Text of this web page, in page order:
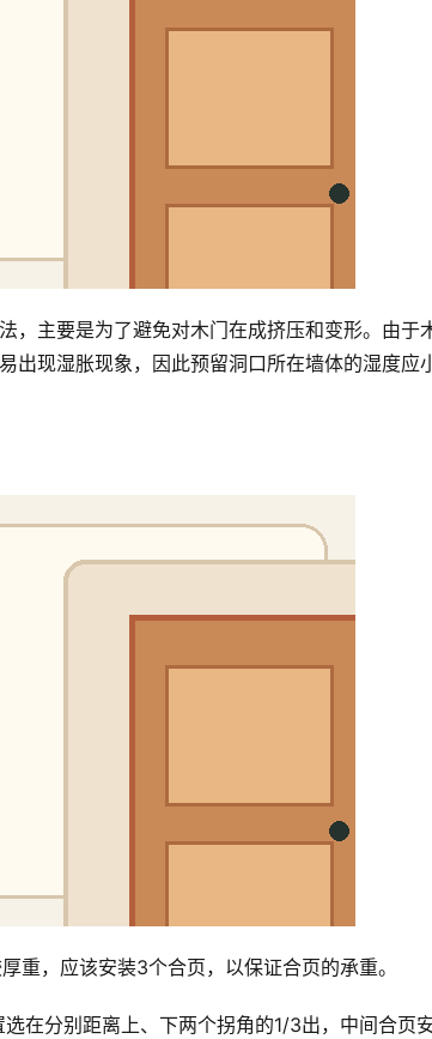
，主要是为了避免对木门在成挤压和变形。由于
出现湿胀现象，因此预留洞口所在墙体的湿度应
重，应该安装3个合页，以保证合页的承重。
在分别距离上、下两个拐角的1/3出，中间合页